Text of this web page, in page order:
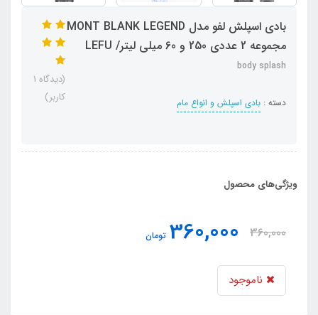
بادی اسپلش لفو مدل MONT BLANK LEGEND
مجموعه 2 عددی 250 و 60 میلی لیتر/ LEFU
body splash
دسته : بادی اسپلش و انواع مام
(دیدگاه 1
کاربر)
ویژگی‌های محصول
360,000
360,000 تومان
ناموجود